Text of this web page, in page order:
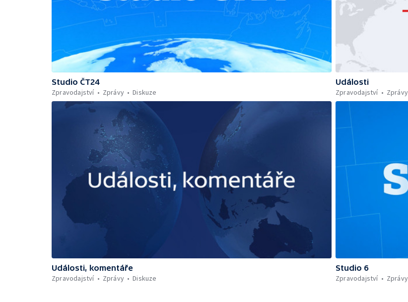
Studio ČT24
Zpravodajství
Zprávy Diskuze
Události
Zpravodajství
Zprávy
Události, komentáře
Zpravodajství
Zprávy Diskuze
Studio 6
Zpravodajství
Zprávy